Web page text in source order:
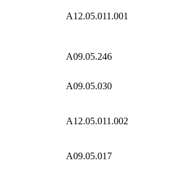
A12.05.011.001
A09.05.246
A09.05.030
A12.05.011.002
A09.05.017